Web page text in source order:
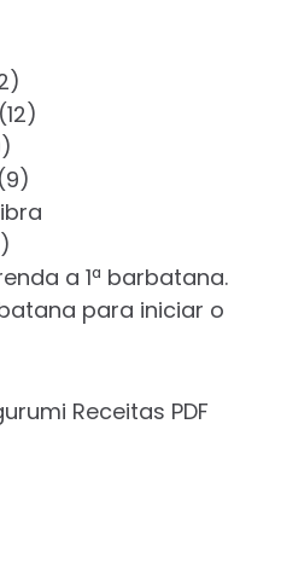
a 1ª barbatana.
para iniciar o